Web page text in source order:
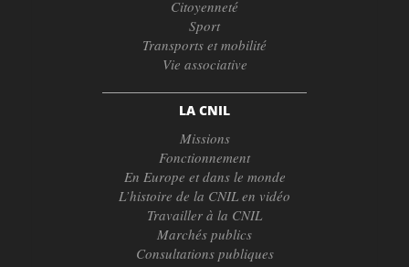
Citoyenneté
Sport
Transports et mobilité
Vie associative
LA CNIL
Missions
Fonctionnement
En Europe et dans le monde
L’histoire de la CNIL en vidéo
Travailler à la CNIL
Marchés publics
Consultations publiques